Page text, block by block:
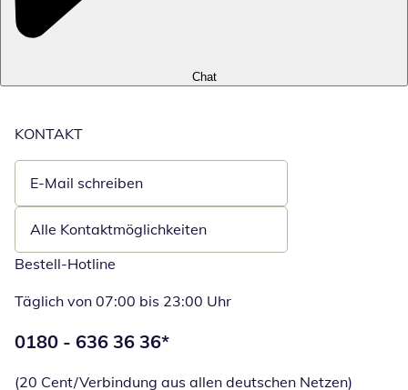
Chat
KONTAKT
E-Mail schreiben
Öffnet E-Mail-Client
Alle Kontaktmöglichkeiten
Bestell-Hotline
Täglich von 07:00 bis 23:00 Uhr
Telefonnummer:
0180 - 636 36 36*
(20 Cent/Verbindung aus allen deutschen Netzen)